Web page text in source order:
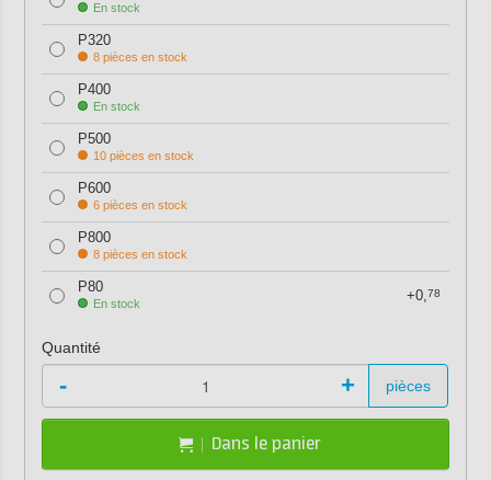
En stock
P320
8 pièces en stock
P400
En stock
P500
10 pièces en stock
P600
6 pièces en stock
P800
8 pièces en stock
P80
En stock +0,78
Quantité
- + pièces
Dans le panier